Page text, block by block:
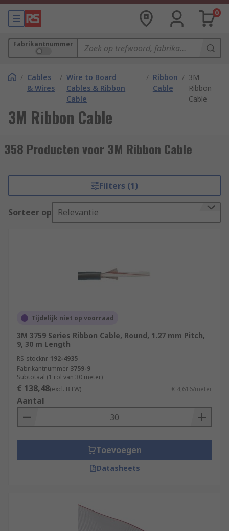
0
Fabrikantnummer
/ Cables
& Wires
/ Wire to Board
Cables & Ribbon
Cable
/ Ribbon
Cable
/ 3M
Ribbon
Cable
3M Ribbon Cable
358 Producten voor 3M Ribbon Cable
Filters (1)
Sorteer op Relevantie
Tijdelijk niet op voorraad
3M 3759 Series Ribbon Cable, Round, 1.27 mm Pitch,
9, 30 m Length
RS-stocknr. 192-4935
Fabrikantnummer 3759-9
Subtotaal (1 rol van 30 meter)
€ 138,48(excl. BTW) € 4,616/meter
Aantal
Toevoegen
Datasheets